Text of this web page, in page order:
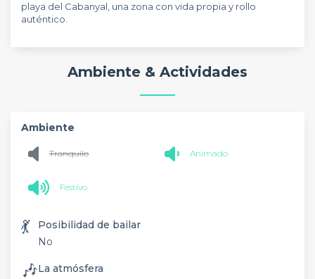
playa del Cabanyal, una zona con vida propia y rollo
auténtico.
Ambiente & Actividades
Ambiente
Tranquilo Animado
Festivo
💃
Posibilidad de bailar
No
🎶La atmósfera